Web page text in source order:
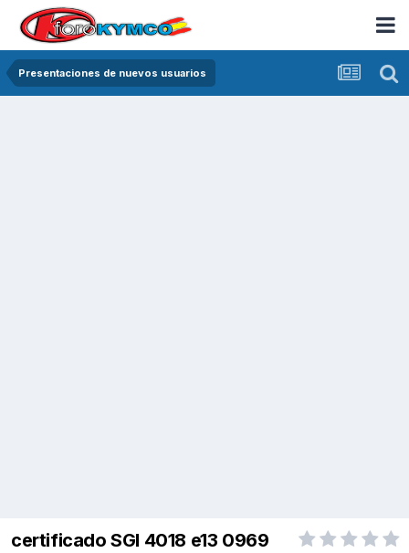
Presentaciones de nuevos usuarios
certificado SGI 4018 e13 0969